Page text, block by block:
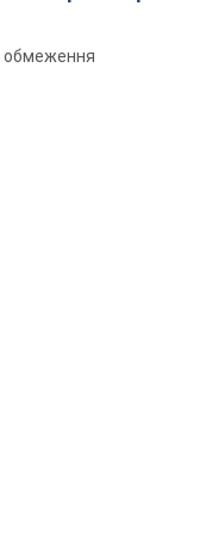
обмеження